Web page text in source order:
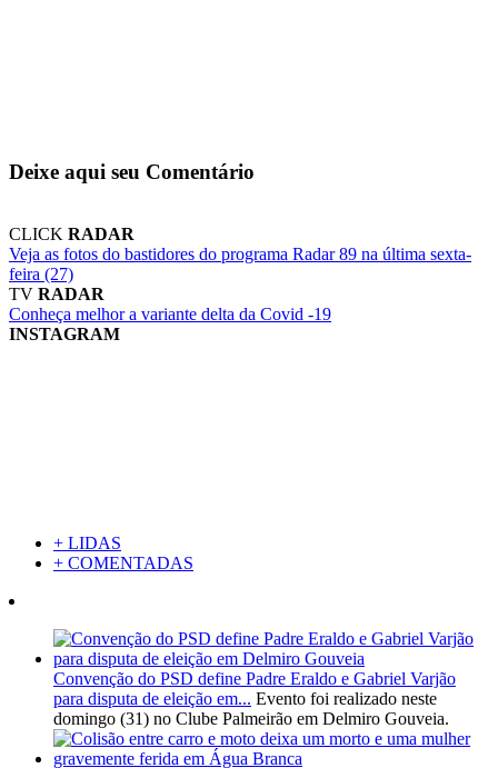
Deixe aqui seu Comentário
CLICK RADAR
Veja as fotos do bastidores do programa Radar 89 na última sexta-
feira (27)
TV RADAR
Conheça melhor a variante delta da Covid -19
INSTAGRAM
+ LIDAS
+ COMENTADAS
Convenção do PSD define Padre Eraldo e Gabriel Varjão
para disputa de eleição em... Evento foi realizado neste
domingo (31) no Clube Palmeirão em Delmiro Gouveia.